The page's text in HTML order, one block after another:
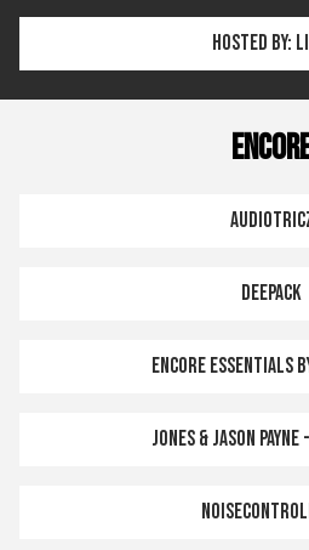
Hosted by:
Deepack
Encore Essentials
Jones & Jason